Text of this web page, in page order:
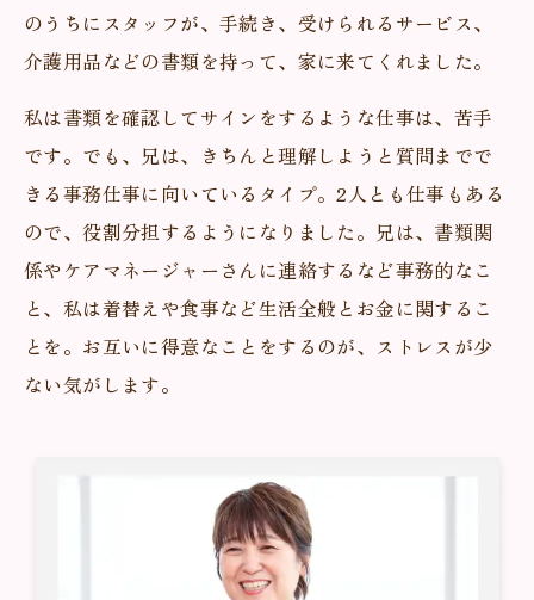
のうちにスタッフが、手続き、受けられるサービス、
介護用品などの書類を持って、家に来てくれました。
私は書類を確認してサインをするような仕事は、苦手
です。でも、兄は、きちんと理解しようと質問までで
きる事務仕事に向いているタイプ。2人とも仕事もある
ので、役割分担するようになりました。兄は、書類関
係やケアマネージャーさんに連絡するなど事務的なこ
と、私は着替えや食事など生活全般とお金に関するこ
とを。お互いに得意なことをするのが、ストレスが少
ない気がします。